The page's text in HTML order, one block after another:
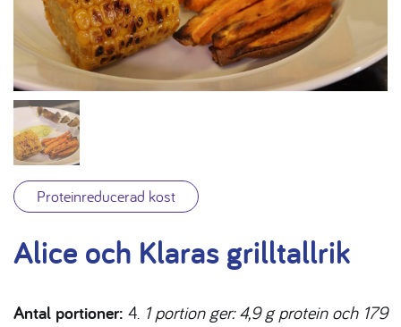
Proteinreducerad kost
Alice och Klaras grilltallrik
Antal portioner: 4. 1 portion ger: 4,9 g protein och 179